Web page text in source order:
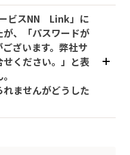
ビスNN Link」に
、「パスワードが
ざいます。弊社サ
ください。」と表
ませんがどうした